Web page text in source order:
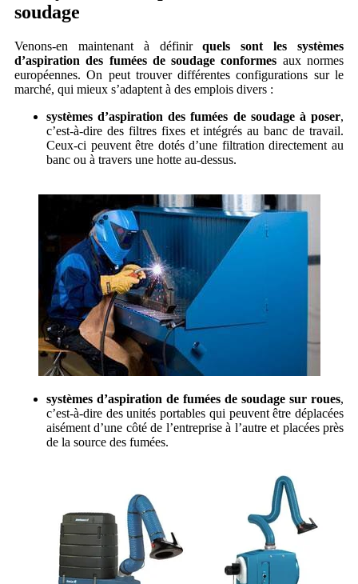
soudage
Venons-en maintenant à définirquels sont les systèmes
d’aspiration des fumées de soudage conformes aux normes
européennes. On peut trouver différentes configurations sur le
marché, qui mieux s’adaptent à des emplois divers :
systèmes d’aspiration des fumées de soudage à poser,
c’est-à-dire des filtres fixes et intégrés au banc de travail.
Ceux-ci peuvent être dotés d’une filtration directement au
banc ou à travers une hotte au-dessus.
systèmes d’aspiration de fumées de soudage sur roues,
c’est-à-dire des unités portables qui peuvent être déplacées
aisément d’une côté de l’entreprise à l’autre et placées près
de la source des fumées.